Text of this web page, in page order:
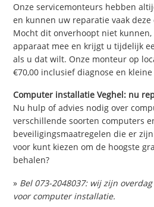
Onze servicemonteurs hebben
en kunnen uw reparatie vaak
Mocht dit onverhoopt niet
apparaat mee en krijgt u tijdelijk
als u dat wilt. Onze monteur op
€70,00 inclusief diagnose en
Computer installatie Veghel: nu
Nu hulp of advies nodig over
verschillende soorten computers
beveiligingsmaatregelen die er
voor kunt kiezen om de hoogste
behalen?
» Bel 073-2048037: wij zijn
voor computer installatie.